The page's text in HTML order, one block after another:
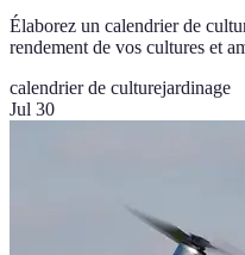
Élaborez un calendrier de
rendement de vos cultures et
calendrier de culturejardinage
Jul 30